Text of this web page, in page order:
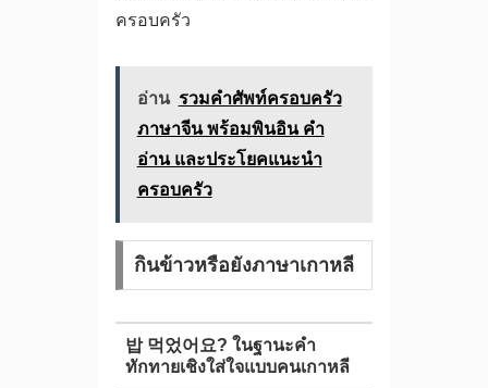
ครอบครัว
อ่าน รวมคำศัพท์ครอบครัว
ภาษาจีน พร้อมพินอิน คำ
อ่าน และประโยคแนะนำ
ครอบครัว
กินข้าวหรือยังภาษาเกาหลี
밥 먹었어요? ในฐานะคำ
ทักทายเชิงใส่ใจแบบคนเกาหลี